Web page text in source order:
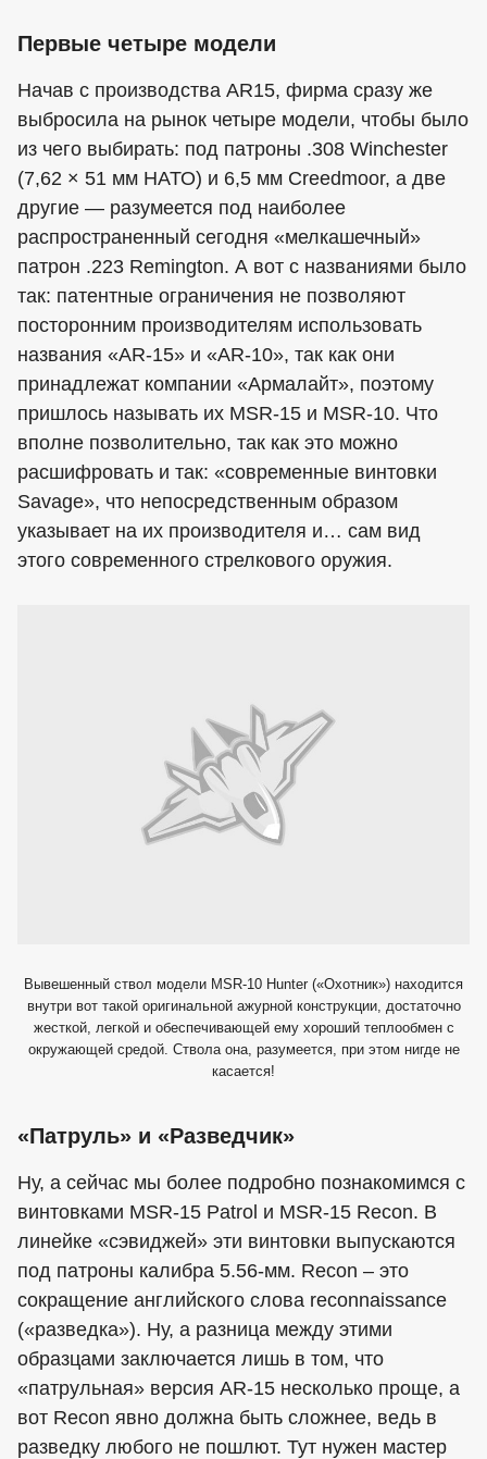
Первые четыре модели
Начав с производства AR15, фирма сразу же
выбросила на рынок четыре модели, чтобы было
из чего выбирать: под патроны .308 Winchester
(7,62 × 51 мм НАТО) и 6,5 мм Creedmoor, а две
другие — разумеется под наиболее
распространенный сегодня «мелкашечный»
патрон .223 Remington. А вот с названиями было
так: патентные ограничения не позволяют
посторонним производителям использовать
названия «AR-15» и «AR-10», так как они
принадлежат компании «Армалайт», поэтому
пришлось называть их MSR-15 и MSR-10. Что
вполне позволительно, так как это можно
расшифровать и так: «современные винтовки
Savage», что непосредственным образом
указывает на их производителя и… сам вид
этого современного стрелкового оружия.
Вывешенный ствол модели MSR-10 Hunter («Охотник») находится
внутри вот такой оригинальной ажурной конструкции, достаточно
жесткой, легкой и обеспечивающей ему хороший теплообмен с
окружающей средой. Ствола она, разумеется, при этом нигде не
касается!
«Патруль» и «Разведчик»
Ну, а сейчас мы более подробно познакомимся с
винтовками MSR-15 Patrol и MSR-15 Recon. В
линейке «сэвиджей» эти винтовки выпускаются
под патроны калибра 5.56-мм. Recon – это
сокращение английского слова reconnaissance
(«разведка»). Ну, а разница между этими
образцами заключается лишь в том, что
«патрульная» версия AR-15 несколько проще, а
вот Recon явно должна быть сложнее, ведь в
разведку любого не пошлют. Тут нужен мастер